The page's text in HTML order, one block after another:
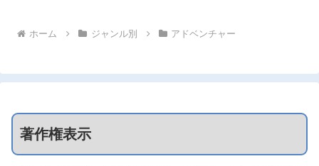
ホーム ジャンル別 アドベンチャー
著作権表示